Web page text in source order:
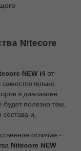
Nitecore
NEW i4 от
в диапазоне
полезно тем,
и,
отличие -
Nitecore NEW